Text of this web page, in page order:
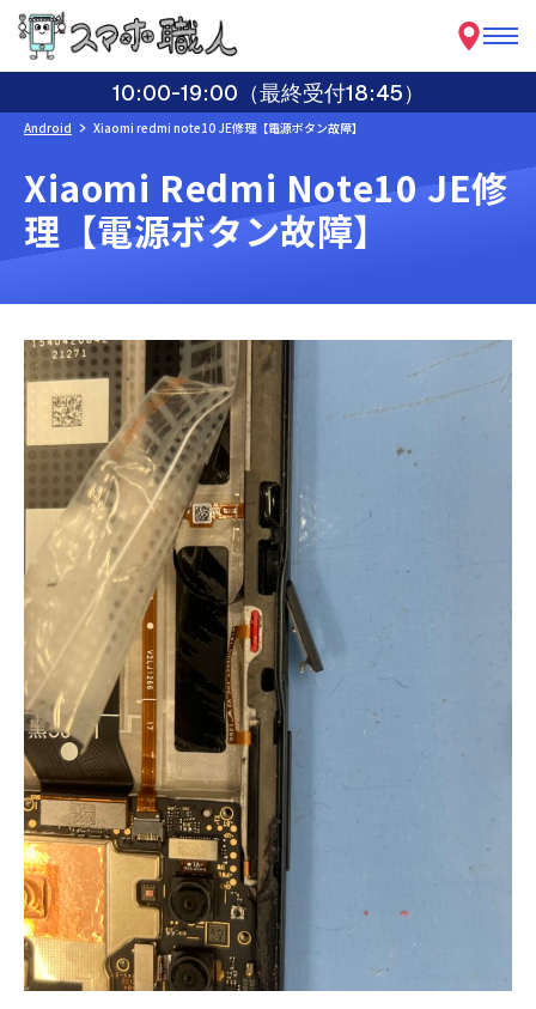
10:00-19:00（最終受付18:45）
Android Xiaomi redmi note10 JE修理【電源ボタン故障】
Xiaomi Redmi Note10 JE修
理【電源ボタン故障】